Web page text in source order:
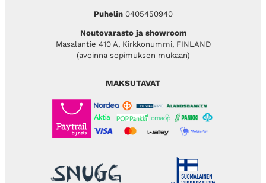
Puhelin 0405450940
Noutovarasto ja showroom
Masalantie 410 A, Kirkkonummi, FINLAND
(avoinna sopimuksen mukaan)
MAKSUTAVAT